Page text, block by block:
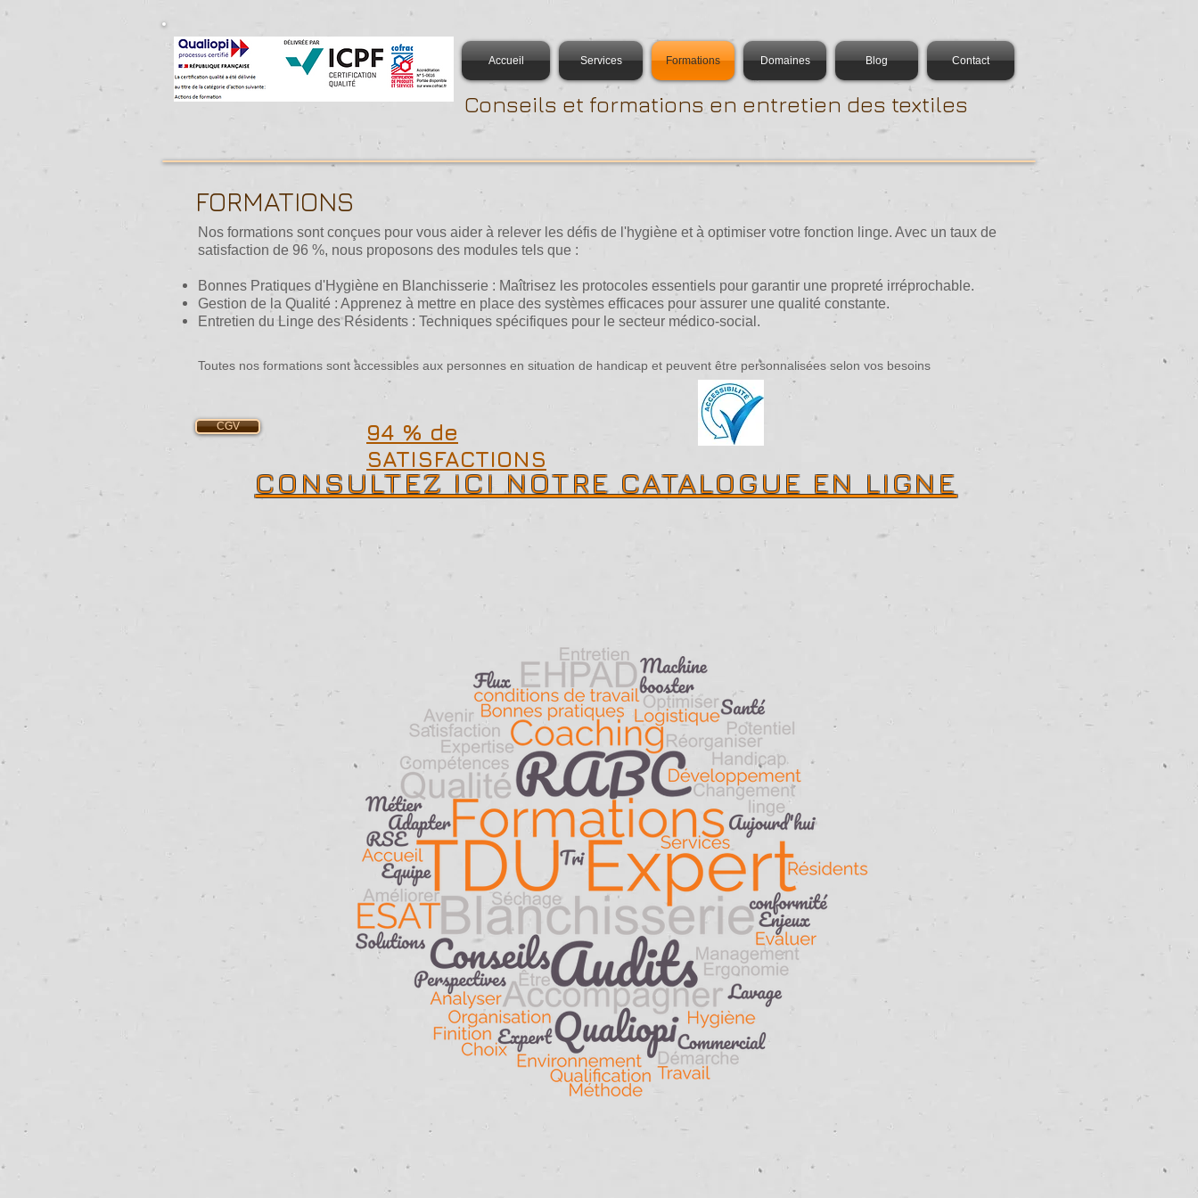
Accueil Services Formations Domaines Blog Contact
Conseils et formations en entretien des textiles
FORMATIONS
Nos formations sont conçues pour vous aider à relever les défis de l'hygiène et à optimiser votre fonction linge. Avec un taux de
satisfaction de 96 %, nous proposons des modules tels que :​
Bonnes Pratiques d'Hygiène en Blanchisserie : Maîtrisez les protocoles essentiels pour garantir une propreté irréprochable.​
Gestion de la Qualité : Apprenez à mettre en place des systèmes efficaces pour assurer une qualité constante.​
Entretien du Linge des Résidents : Techniques spécifiques pour le secteur médico-social.
Toutes nos formations sont accessibles aux personnes en situation de handicap et peuvent être personnalisées selon vos besoins
94 % de
SATISFACTIONS
CGV
CONSULTEZ ICI NOTRE CATALOGUE EN LIGNE